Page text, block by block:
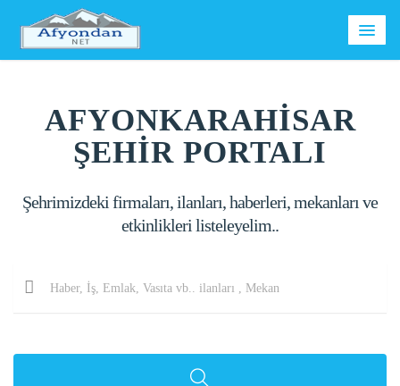
AFYONKARAHİSAR
ŞEHİR PORTALI
Şehrimizdeki firmaları, ilanları, haberleri, mekanları ve
etkinlikleri listeleyelim..